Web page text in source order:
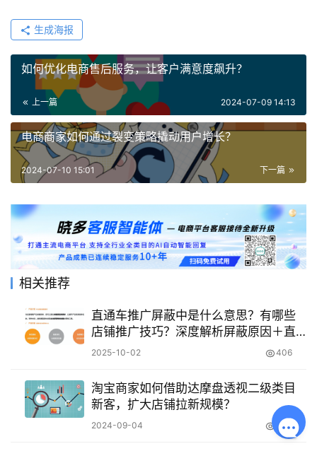
生成海报
如何优化电商售后服务，让客户满意度飙升？
上一篇 2024-07-09 14:13
电商商家如何通过裂变策略撬动用户增长？
下一篇
2024-07-10 15:01
相关推荐
直通车推广屏蔽中是什么意思？有哪些
店铺推广技巧？深度解析屏蔽原因＋直
通车优化&多平台推广技巧，助你提升店
2025-10-02 406
淘宝商家如何借助达摩盘透视二级类目
新客，扩大店铺拉新规模？
2024-09-04 2.1K